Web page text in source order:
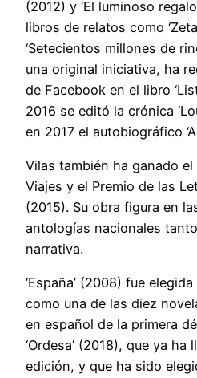
(2012) y ‘El luminoso
libros de relatos como
‘Setecientos millones de
una original iniciativa, ha
de Facebook en el libro
2016 se editó la crónica
en 2017 el autobiográfico
Vilas también ha ganado el
Viajes y el Premio de las
(2015). Su obra figura en
antologías nacionales
narrativa.
‘España’ (2008) fue
como una de las diez
en español de la primera
‘Ordesa’ (2018), que ya ha
edición, y que ha sido